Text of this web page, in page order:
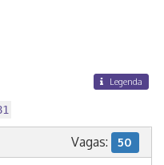
Legenda
Vagas: 50